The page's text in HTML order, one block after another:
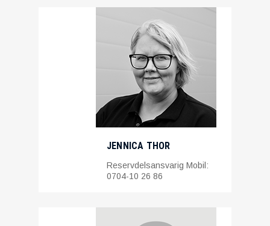
JENNICA THOR
Reservdelsansvarig Mobil:
0704-10 26 86